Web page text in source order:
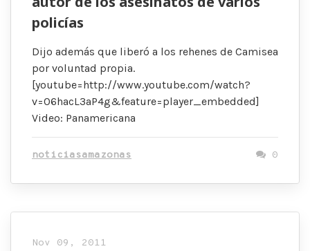
policías
Dijo además que liberó a los rehenes de Camisea
por voluntad propia.
[youtube=http://www.youtube.com/watch?
v=06hacL3aP4g&feature=player_embedded]
Video: Panamericana
noticiasamazonas 0
Nov 09, 2011